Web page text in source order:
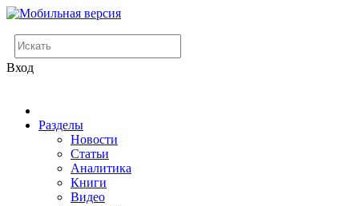
Вход
Разделы
Новости
Статьи
Аналитика
Книги
Видео